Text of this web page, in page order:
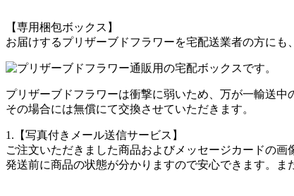
【専用梱包ボックス】
お届けするプリザーブドフラワーを宅配送業者の方に
プリザーブドフラワーは衝撃に弱いため、万が一輸送中
その場合には無償にて交換させていただきます。
1.【写真付きメール送信サービス】
ご注文いただきました商品およびメッセージカードの画
発送前に商品の状態が分かりますので安心できます。ま